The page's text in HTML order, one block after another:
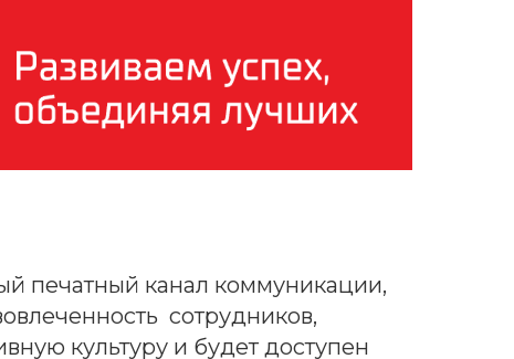
печатный канал коммуникации,
сотрудников,
культуру и будет доступен